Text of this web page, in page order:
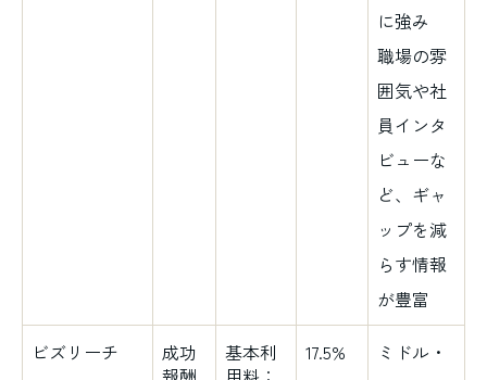
に強み
職場の雰
囲気や社
員インタ
ビューな
ど、ギャ
ップを減
らす情報
が豊富
ビズリーチ
成功
基本利
17.5%
ミドル・